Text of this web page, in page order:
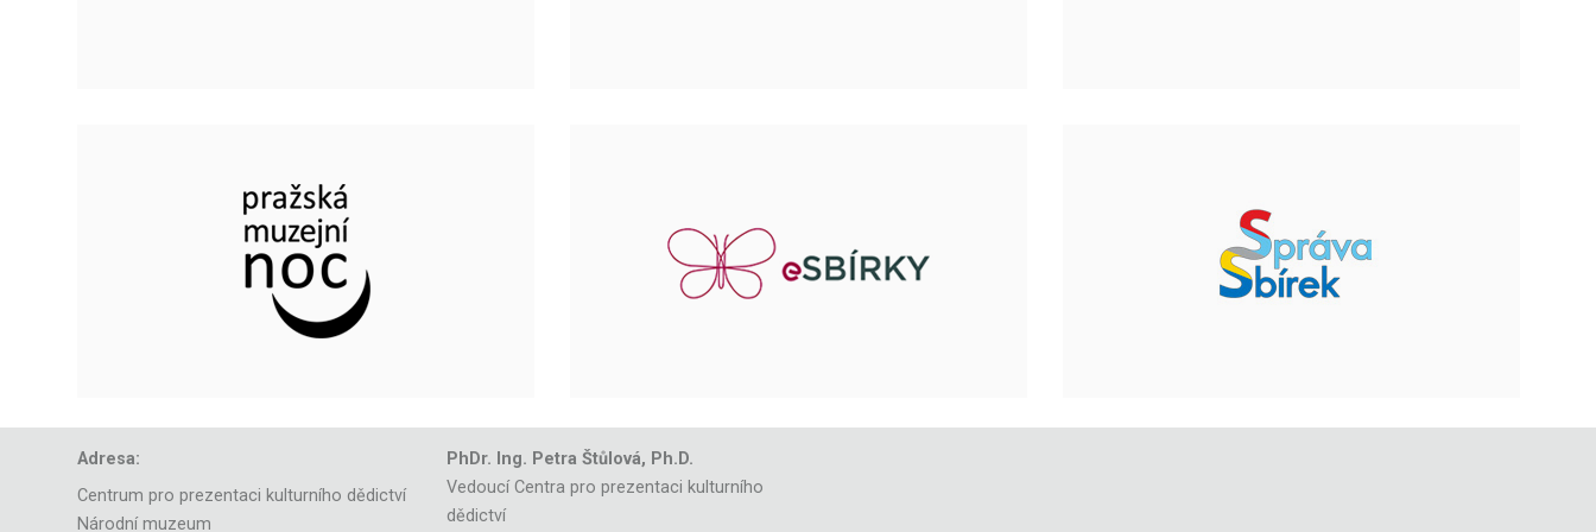
Adresa:
Centrum pro prezentaci kulturního dědictví
Národní muzeum
PhDr. Ing. Petra Štůlová, Ph.D.
Vedoucí Centra pro prezentaci kulturního
dědictví